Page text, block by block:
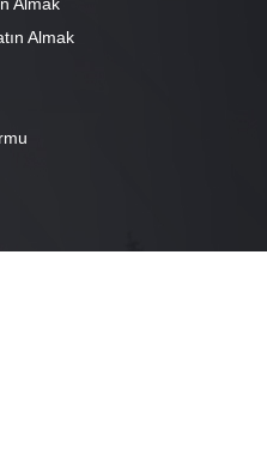
Almak
Almak